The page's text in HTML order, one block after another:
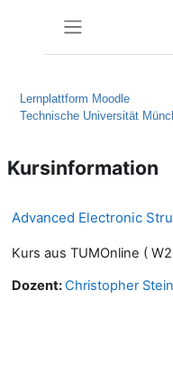
Lernplattform Moodle
Technische Universität
Kursinformation
Advanced Electronic
Kurs aus TUMOnline (
Dozent:Christopher Stein